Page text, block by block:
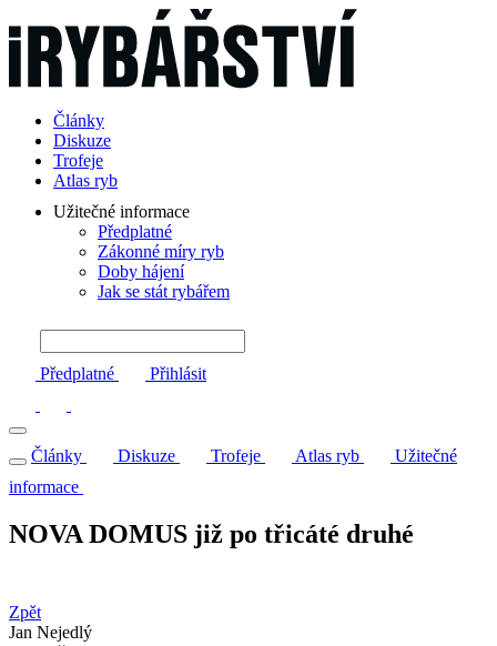
Články
Diskuze
Trofeje
Atlas ryb
Užitečné informace
Předplatné
Zákonné míry ryb
Doby hájení
Jak se stát rybářem
Předplatné Přihlásit
Články Diskuze Trofeje Atlas ryb
Užitečné
informace
NOVA DOMUS již po třicáté druhé
Zpět
Jan Nejedlý